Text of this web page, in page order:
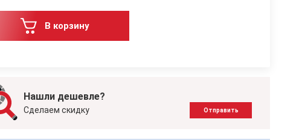
В корзину
Нашли дешевле?
Сделаем скидку Отправить